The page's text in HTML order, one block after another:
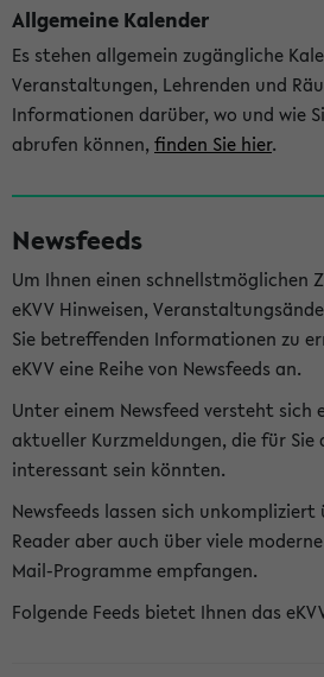
Allgemeine Kalender
Es stehen allgemein zugängliche
Veranstaltungen, Lehrenden und
Informationen darüber, wo und wie
abrufen können, finden Sie hier.
Newsfeeds
Um Ihnen einen schnellstmöglichen
eKVV Hinweisen,
Sie betreffenden Informationen zu
eKVV eine Reihe von Newsfeeds an.
Unter einem Newsfeed versteht sich
aktueller Kurzmeldungen, die für Sie
interessant sein könnten.
Newsfeeds lassen sich unkompliziert
Reader aber auch über viele
Mail-Programme empfangen.
Folgende Feeds bietet Ihnen das